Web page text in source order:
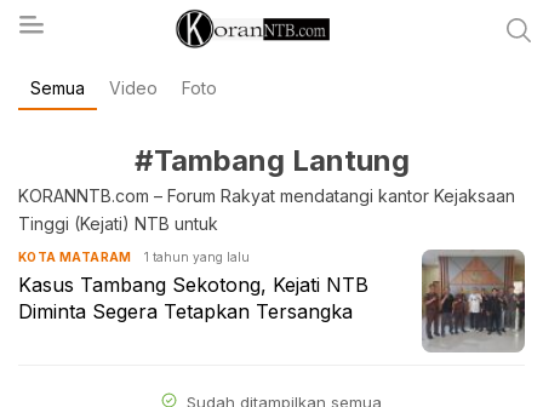
koranntb.com
Semua Video Foto
#Tambang Lantung
KORANNTB.com – Forum Rakyat mendatangi kantor Kejaksaan
Tinggi (Kejati) NTB untuk
KOTA MATARAM 1 tahun yang lalu
Kasus Tambang Sekotong, Kejati NTB
Diminta Segera Tetapkan Tersangka
Sudah ditampilkan semua